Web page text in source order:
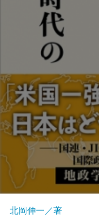
北岡伸一／著